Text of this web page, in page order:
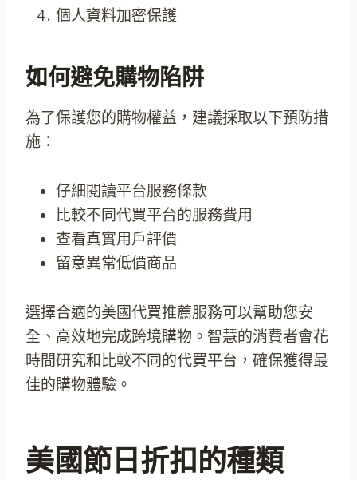
個人資料加密保護
如何避免購物陷阱
為了保護您的購物權益，建議採取以下預防措
施：
仔細閱讀平台服務條款
比較不同代買平台的服務費用
查看真實用戶評價
留意異常低價商品
選擇合適的美國代買推薦服務可以幫助您安
全、高效地完成跨境購物。智慧的消費者會花
時間研究和比較不同的代買平台，確保獲得最
佳的購物體驗。
美國節日折扣的種類